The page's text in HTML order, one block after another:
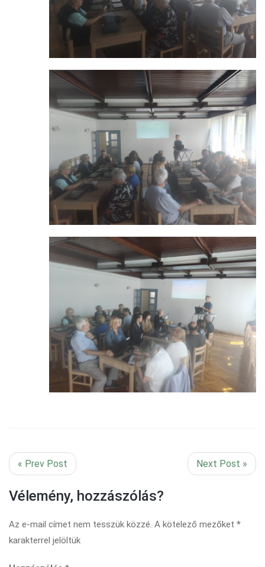
« Prev Post Next Post »
Vélemény, hozzászólás?
Az e-mail címet nem tesszük közzé. A kötelező mezőket *
karakterrel jelöltük